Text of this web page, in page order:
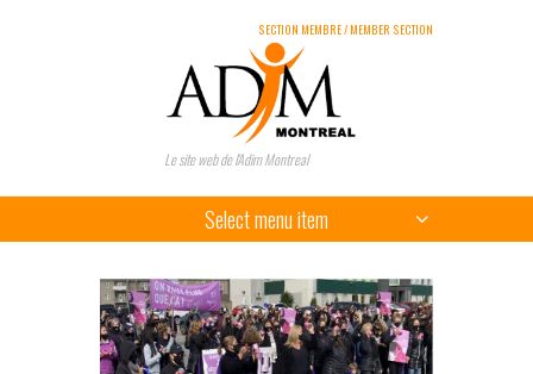
SECTION MEMBRE / MEMBER SECTION
Le site web de l'Adim Montreal
Select menu item